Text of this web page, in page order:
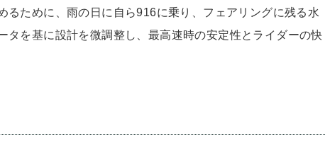
るために、雨の日に自ら916に乗り、フェアリングに残る水
タを基に設計を微調整し、最高速時の安定性とライダーの快